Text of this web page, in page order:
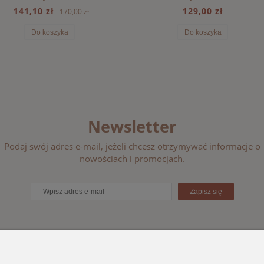
141,10 zł 170,00 zł
Do koszyka
129,00 zł
Do koszyka
Newsletter
Podaj swój adres e-mail, jeżeli chcesz otrzymywać informacje o
nowościach i promocjach.
Zapisz się